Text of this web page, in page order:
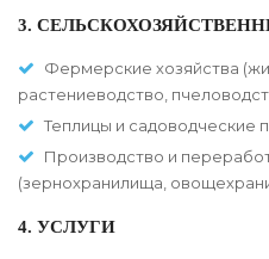
3.
Фермерские хозяйства
растениеводство,
Теплицы и садоводческие
Производство и
(зернохранилища,
4. УСЛУГИ